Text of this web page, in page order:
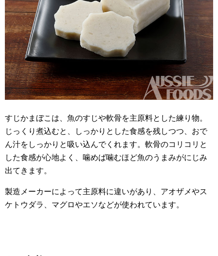
すじかまぼこは、魚のすじや軟骨を主原料とした練り物。
じっくり煮込むと、しっかりとした食感を残しつつ、おで
ん汁をしっかりと吸い込んでくれます。軟骨のコリコリと
した食感が心地よく、噛めば噛むほど魚のうまみがにじみ
出てきます。
製造メーカーによって主原料に違いがあり、アオザメやス
ケトウダラ、マグロやエソなどが使われています。